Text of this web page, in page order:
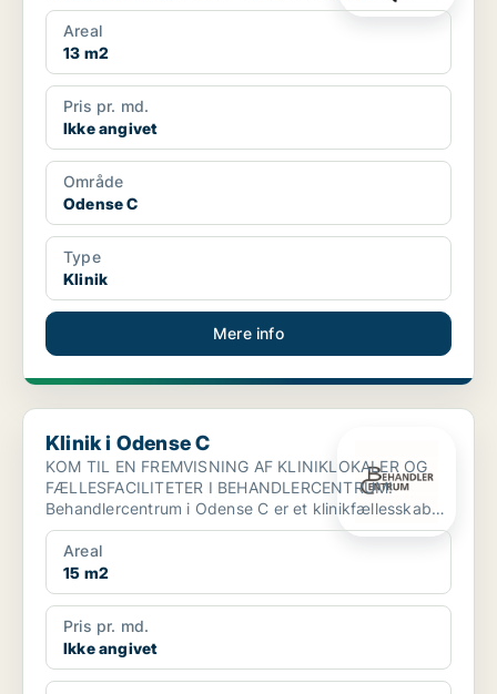
Areal
13 m2
Pris pr. md.
Ikke angivet
Område
Odense C
Type
Klinik
Mere info
Klinik i Odense C
Klinik i Odense C
KOM TIL EN FREMVISNING AF KLINIKLOKALER OG
FÆLLESFACILITETER I BEHANDLERCENTRUM!
Behandlercentrum i Odense C er et klinikfællesskab
bestående af 21 indiv...
Areal
15 m2
Pris pr. md.
Ikke angivet